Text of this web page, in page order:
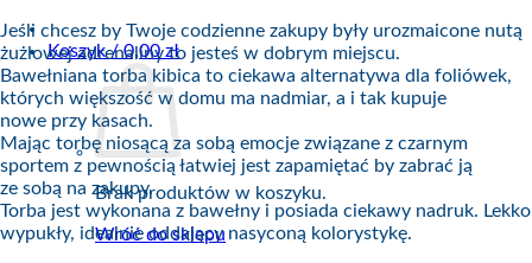
Koszyk /0,00zł
Brak produktów w koszyku.
Wróć do sklepu
Jeśli chcesz by Twoje codzienne zakupy były urozmaicone nutą
żużlowej adrenaliny to jesteś w dobrym miejscu.
Bawełniana torba kibica to ciekawa alternatywa dla foliówek,
których większość w domu ma nadmiar, a i tak kupuje
nowe przy kasach.
Mając torbę niosącą za sobą emocje związane z czarnym
sportem z pewnością łatwiej jest zapamiętać by zabrać ją
ze sobą na zakupy.
Torba jest wykonana z bawełny i posiada ciekawy nadruk. Lekko
wypukły, idealnie oddający nasyconą kolorystykę.